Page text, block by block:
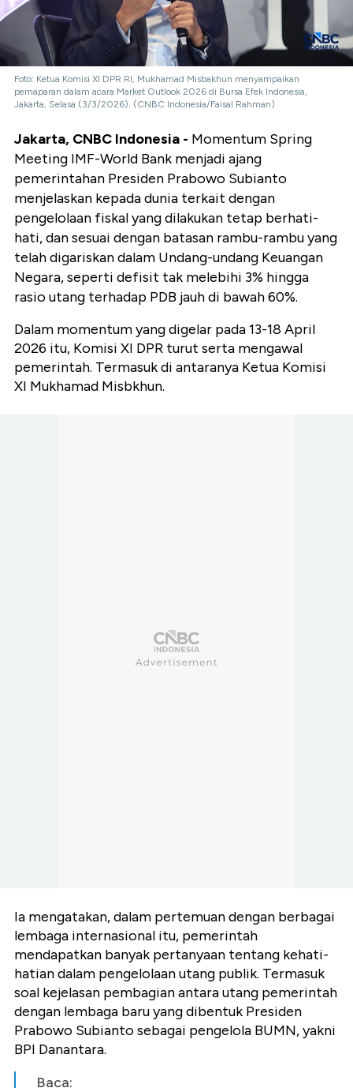
Foto: Ketua Komisi XI DPR RI, Mukhamad Misbakhun menyampaikan
pemaparan dalam acara Market Outlook 2026 di Bursa Efek Indonesia,
Jakarta, Selasa (3/3/2026). (CNBC Indonesia/Faisal Rahman)
Jakarta, CNBC Indonesia - Momentum Spring
Meeting IMF-World Bank menjadi ajang
pemerintahan Presiden Prabowo Subianto
menjelaskan kepada dunia terkait dengan
pengelolaan fiskal yang dilakukan tetap berhati-
hati, dan sesuai dengan batasan rambu-rambu yang
telah digariskan dalam Undang-undang Keuangan
Negara, seperti defisit tak melebihi 3% hingga
rasio utang terhadap PDB jauh di bawah 60%.
Dalam momentum yang digelar pada 13-18 April
2026 itu, Komisi XI DPR turut serta mengawal
pemerintah. Termasuk di antaranya Ketua Komisi
XI Mukhamad Misbkhun.
Ia mengatakan, dalam pertemuan dengan berbagai
lembaga internasional itu, pemerintah
mendapatkan banyak pertanyaan tentang kehati-
hatian dalam pengelolaan utang publik. Termasuk
soal kejelasan pembagian antara utang pemerintah
dengan lembaga baru yang dibentuk Presiden
Prabowo Subianto sebagai pengelola BUMN, yakni
BPI Danantara.
Baca: